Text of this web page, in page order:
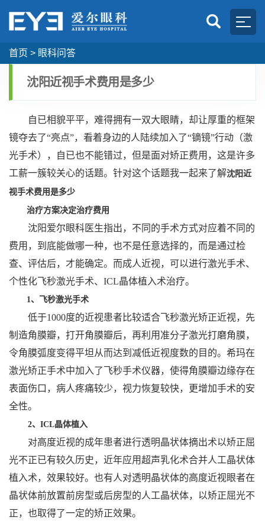
首页 > 眼科问答
沈阳近视手术费用是多少
自已相貌平平，难得拥有一双大眼睛，却让厚重的框架
镜夺去了“亮点”，看着身边的人陆续加入了“镝镜”行动（激
光手术），自已也不能错过，但是面对矫正费用，这是许多
工薪一簇较关心的话题。针对这个话题我一起来了解沈阳近
视手术费用是多少
治疗方案决定治疗费用
沈阳爱尔眼科医生指出，不同的手术方式对应着不同的
费用，到底能做哪一种，也不是任意选择的，而是通过检
查、评估后，才能确定。而成人近视，可以进行激光手术、
个性化飞秒激光手术、ICL晶体植入术治疗。
1、飞秒激光手术
低于1000度的近视患者比较适合飞秒激光矫正近视，先
制造角膜瓣，打开角膜瓣后，再利用准分子激光打磨角膜，
令角膜弧度变得平坦从而达到减低近视度数的目的。希玛在
激光矫正手术中加入了飞秒手术仪器，使得角膜瓣边缘存在
表面伤口，病人疼痛较少，视力恢复较快，更增加手术的安
全性。
2、ICL晶体植入
对高度近视的成年患者进行透明晶状体摘出术以矫正屈
光不正已有较久历史，近年应用超声乳化术合并人工晶状体
植入术，效果较好。也有人对透明晶状体的高度近视眼者在
晶状体前放置前房型或后房型的人工晶状体，以矫正屈光不
正，也取得了一定的矫正效果。